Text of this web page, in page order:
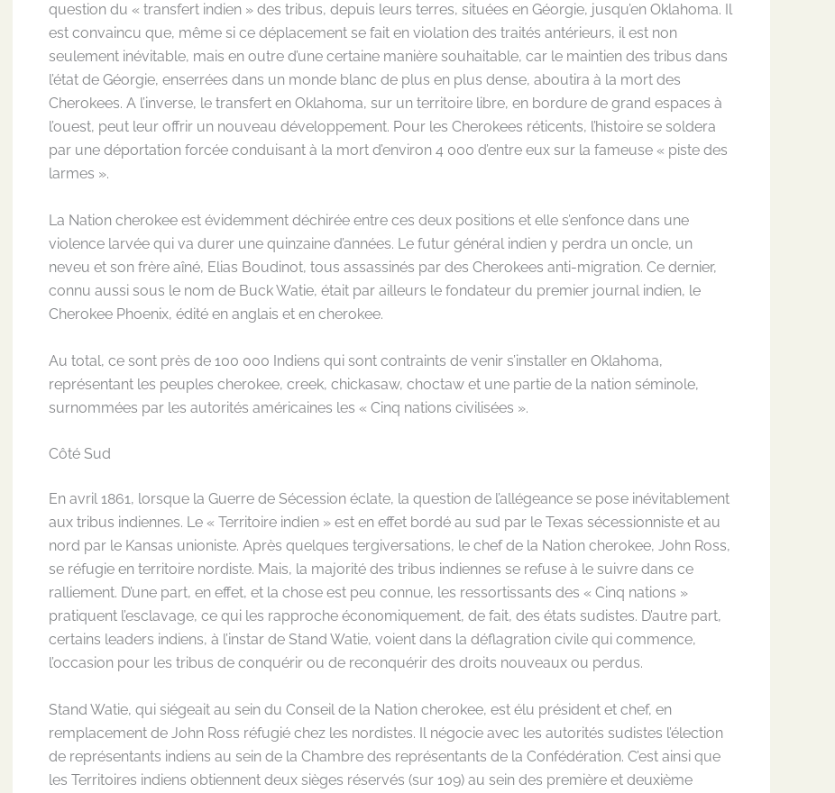
question du « transfert indien » des tribus, depuis leurs terres, situées en Géorgie, jusqu’en Oklahoma. Il
est convaincu que, même si ce déplacement se fait en violation des traités antérieurs, il est non
seulement inévitable, mais en outre d’une certaine manière souhaitable, car le maintien des tribus dans
l’état de Géorgie, enserrées dans un monde blanc de plus en plus dense, aboutira à la mort des
Cherokees. A l’inverse, le transfert en Oklahoma, sur un territoire libre, en bordure de grand espaces à
l’ouest, peut leur offrir un nouveau développement. Pour les Cherokees réticents, l’histoire se soldera
par une déportation forcée conduisant à la mort d’environ 4 000 d’entre eux sur la fameuse « piste des
larmes ».
La Nation cherokee est évidemment déchirée entre ces deux positions et elle s’enfonce dans une
violence larvée qui va durer une quinzaine d’années. Le futur général indien y perdra un oncle, un
neveu et son frère aîné, Elias Boudinot, tous assassinés par des Cherokees anti-migration. Ce dernier,
connu aussi sous le nom de Buck Watie, était par ailleurs le fondateur du premier journal indien, le
Cherokee Phoenix, édité en anglais et en cherokee.
Au total, ce sont près de 100 000 Indiens qui sont contraints de venir s’installer en Oklahoma,
représentant les peuples cherokee, creek, chickasaw, choctaw et une partie de la nation séminole,
surnommées par les autorités américaines les « Cinq nations civilisées ».
Côté Sud
En avril 1861, lorsque la Guerre de Sécession éclate, la question de l’allégeance se pose inévitablement
aux tribus indiennes. Le « Territoire indien » est en effet bordé au sud par le Texas sécessionniste et au
nord par le Kansas unioniste. Après quelques tergiversations, le chef de la Nation cherokee, John Ross,
se réfugie en territoire nordiste. Mais, la majorité des tribus indiennes se refuse à le suivre dans ce
ralliement. D’une part, en effet, et la chose est peu connue, les ressortissants des « Cinq nations »
pratiquent l’esclavage, ce qui les rapproche économiquement, de fait, des états sudistes. D’autre part,
certains leaders indiens, à l’instar de Stand Watie, voient dans la déflagration civile qui commence,
l’occasion pour les tribus de conquérir ou de reconquérir des droits nouveaux ou perdus.
Stand Watie, qui siégeait au sein du Conseil de la Nation cherokee, est élu président et chef, en
remplacement de John Ross réfugié chez les nordistes. Il négocie avec les autorités sudistes l’élection
de représentants indiens au sein de la Chambre des représentants de la Confédération. C’est ainsi que
les Territoires indiens obtiennent deux sièges réservés (sur 109) au sein des première et deuxième